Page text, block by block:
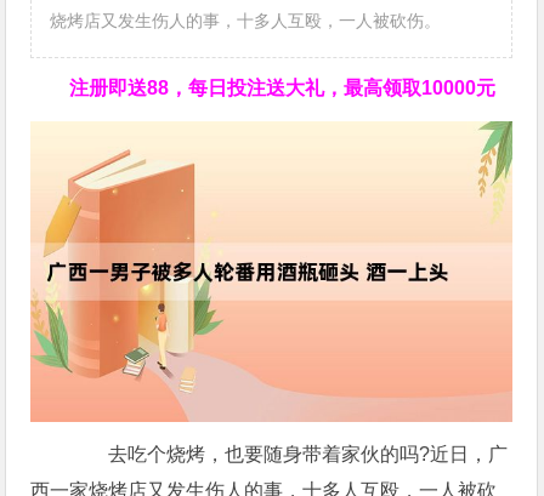
烧烤店又发生伤人的事，十多人互殴，一人被砍伤。
注册即送88，每日投注送大礼，最高领取10000元
去吃个烧烤，也要随身带着家伙的吗?近日，广
西一家烧烤店又发生伤人的事，十多人互殴，一人被砍